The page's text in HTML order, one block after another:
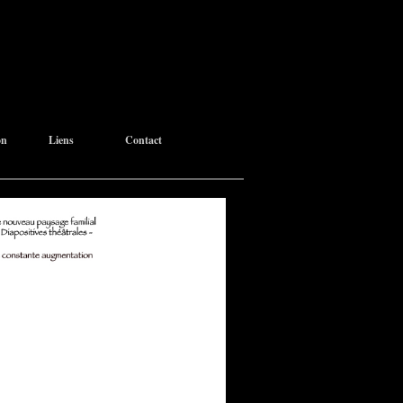
Liens Contact